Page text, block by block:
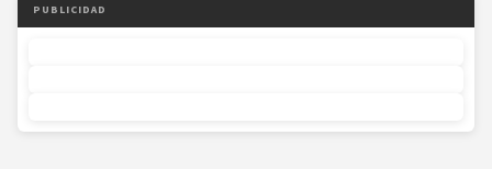
PUBLICIDAD